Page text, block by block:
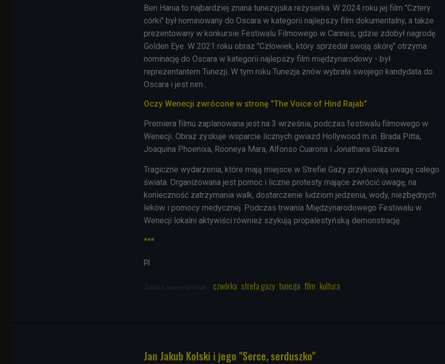
Ben Hania to najbardziej znana tunezyjska reżyserka. W 2024 roku jej film "Cztery
córki" był nominowany do Oscara w kategorii najlepszy film dokumentalny, a także
prezentowany w konkursie Festiwalu Filmowego w Cannes, gdzie zdobył nagrodę
Golden Eye. W 2021 roku obraz "Człowiek, który sprzedał swoją skórę" otrzyma
nominację do Oscara w kategorii najlepszy film międzynarodowy - był
reprezentantem Tunezji. W tym roku Tunezja znów wybrała swojego kandydata do
Oscara i jest nim .
Oczy Wenecji zwrócone w stronę "The Voice of Hind Rajab"
Premiera filmu zaplanowana jest na 3 września, podczas festiwalu filmowego w
Wenecji. Obraz zyskuje wsparcie licznych gwiazd Hollywood m.in. Brada Pitta,
Joaquina Phoenixa, Rooneya Mara, Alfonso Cuarona i Jonathana Glazera.
Tragiczne wydarzenia, które mają miejsce w Strefie Gazy przykuwają uwagę całego
świata. Organizowana jest pomoc i liczne protesty mające zwrócić uwagę, na
konieczność zatrzymania walk, dostarczenie ludziom jedzenia, wody, niezbędnych
leków i pomocy medycznej. Podczas trwania Międzynarodowego Festiwalu w
Wenecji lokalni aktywiści również szykują propalestyńską demonstrację.
***
pj
Zobacz więcej na temat: czwórka strefa gazy tunezja film kultura
Jan Jakub Kolski i jego "Serce, serduszko"